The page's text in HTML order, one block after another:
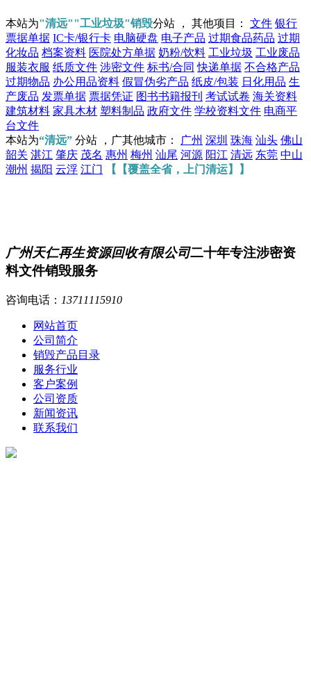
本站为"清远""工业垃圾"销毁分站 ， 其他项目： 文件 银行
票据单据 IC卡/银行卡 电脑硬盘 电子产品 过期食品药品 过期
化妆品 档案资料 医院处方单据 奶粉/饮料 工业垃圾 工业废品
服装衣服 纸质文件 涉密文件 标书/合同 快递单据 不合格产品
过期物品 办公用品资料 假冒伪劣产品 纸皮/包装 日化用品 生
产废品 发票单据 票据凭证 图书书籍报刊 考试试卷 海关资料
建筑材料 家具木材 塑料制品 政府文件 学校资料文件 电商平
台文件
本站为“清远” 分站 ，广其他城市： 广州 深圳 珠海 汕头 佛山
韶关 湛江 肇庆 茂名 惠州 梅州 汕尾 河源 阳江 清远 东莞 中山
潮州 揭阳 云浮 江门 【【覆盖全省，上门清运】】
广州天仁再生资源回收有限公司二十年专注涉密资
料文件销毁服务
咨询电话： 13711115910
网站首页
公司简介
销毁产品目录
服务行业
客户案例
公司资质
新闻资讯
联系我们